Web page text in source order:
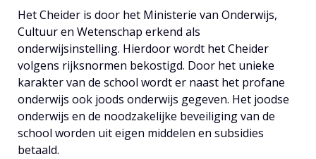
Het Cheider is door het Ministerie van Onderwijs,
Cultuur en Wetenschap erkend als
onderwijsinstelling. Hierdoor wordt het Cheider
volgens rijksnormen bekostigd. Door het unieke
karakter van de school wordt er naast het profane
onderwijs ook joods onderwijs gegeven. Het joodse
onderwijs en de noodzakelijke beveiliging van de
school worden uit eigen middelen en subsidies
betaald.